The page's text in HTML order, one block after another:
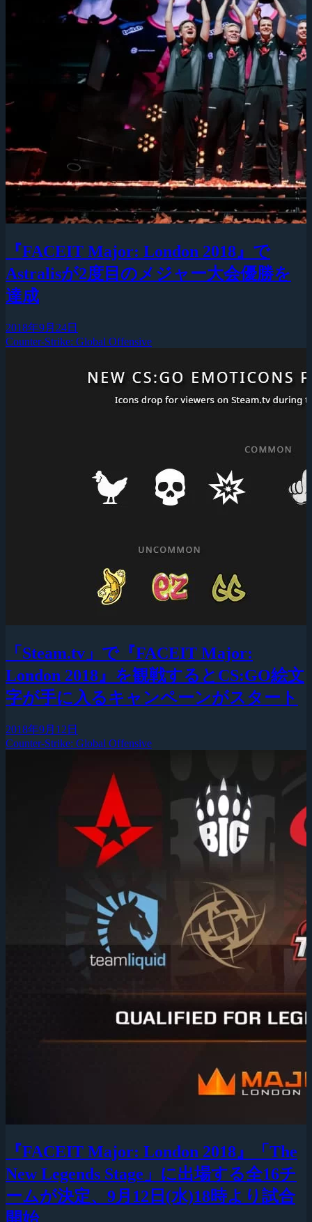
『FACEIT Major: London 2018』で
Astralisが2度目のメジャー大会優勝を
達成
2018年9月24日
Counter-Strike: Global Offensive
「Steam.tv」で『FACEIT Major:
London 2018』を観戦するとCS:GO絵文
字が手に入るキャンペーンがスタート
2018年9月12日
Counter-Strike: Global Offensive
『FACEIT Major: London 2018』「The
New Legends Stage」に出場する全16チ
ームが決定、9月12日(水)18時より試合